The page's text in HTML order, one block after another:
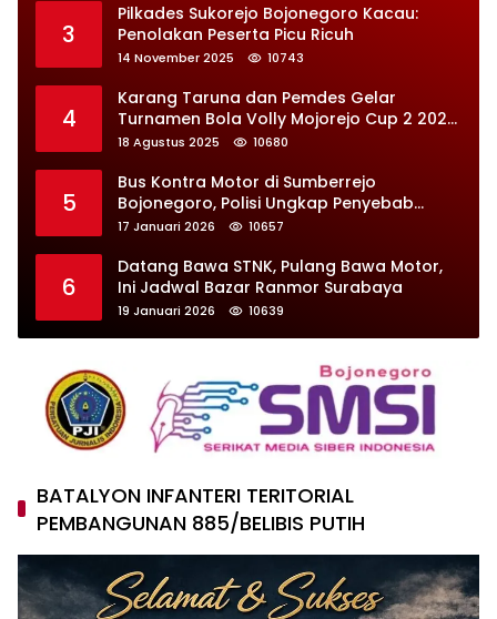
3
Pilkades Sukorejo Bojonegoro Kacau:
Penolakan Peserta Picu Ricuh
14 November 2025 10743
4
Karang Taruna dan Pemdes Gelar
Turnamen Bola Volly Mojorejo Cup 2 2025,
Diikuti 28 Tim
18 Agustus 2025 10680
5
Bus Kontra Motor di Sumberrejo
Bojonegoro, Polisi Ungkap Penyebab
Kecelakaan
17 Januari 2026 10657
6
Datang Bawa STNK, Pulang Bawa Motor,
Ini Jadwal Bazar Ranmor Surabaya
19 Januari 2026 10639
BATALYON INFANTERI TERITORIAL
PEMBANGUNAN 885/BELIBIS PUTIH